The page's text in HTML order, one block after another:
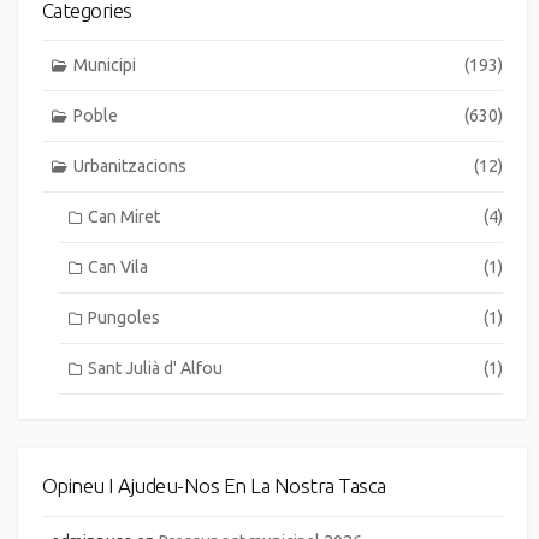
Categories
Municipi (193)
Poble (630)
Urbanitzacions (12)
Can Miret (4)
Can Vila (1)
Pungoles (1)
Sant Julià d' Alfou (1)
Opineu I Ajudeu-Nos En La Nostra Tasca